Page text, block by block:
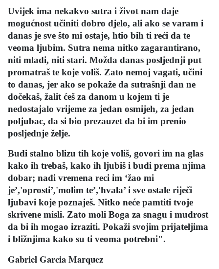
Uvijek ima nekakvo sutra i život nam daje
mogućnost učiniti dobro djelo, ali ako se varam i
danas je sve što mi ostaje, htio bih ti reći da te
veoma ljubim. Sutra nema nitko zagarantirano,
niti mladi, niti stari. Možda danas posljednji put
promatraš te koje voliš. Zato nemoj vagati, učini
to danas, jer ako se pokaže da sutrašnji dan ne
dočekaš, žalit ćeš za danom u kojem ti je
nedostajalo vrijeme za jedan osmijeh, za jedan
poljubac, da si bio prezauzet da bi im prenio
posljednje želje.
Budi stalno blizu tih koje voliš, govori im na glas
kako ih trebaš, kako ih ljubiš i budi prema njima
dobar; nađi vremena reci im ‘žao mi
je’,'oprosti’,'molim te’,'hvala’ i sve ostale riječi
ljubavi koje poznaješ. Nitko neće pamtiti tvoje
skrivene misli. Zato moli Boga za snagu i mudrost
da bi ih mogao izraziti. Pokaži svojim prijateljima
i bližnjima kako su ti veoma potrebni".
Gabriel Garcia Marquez